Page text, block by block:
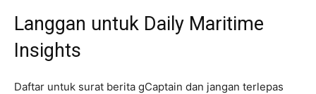
Langgan untuk Daily Maritime
Insights
Daftar untuk surat berita gCaptain dan jangan terlepas